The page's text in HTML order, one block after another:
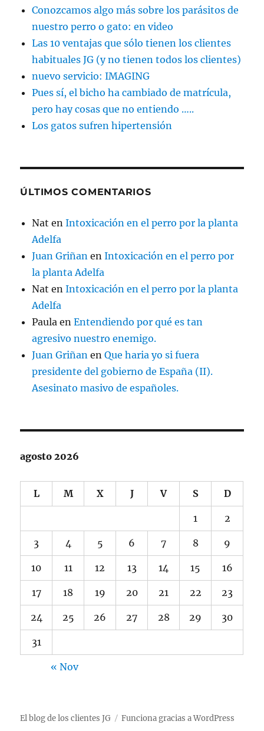
Conozcamos algo más sobre los parásitos de
nuestro perro o gato: en video
Las 10 ventajas que sólo tienen los clientes
habituales JG (y no tienen todos los clientes)
nuevo servicio: IMAGING
Pues sí, el bicho ha cambiado de matrícula,
pero hay cosas que no entiendo …..
Los gatos sufren hipertensión
ÚLTIMOS COMENTARIOS
Nat enIntoxicación en el perro por la planta
Adelfa
Juan Griñan enIntoxicación en el perro por
la planta Adelfa
Nat enIntoxicación en el perro por la planta
Adelfa
Paula enEntendiendo por qué es tan
agresivo nuestro enemigo.
Juan Griñan enQue haria yo si fuera
presidente del gobierno de España (II).
Asesinato masivo de españoles.
agosto 2026
L M X J V S D
1 2
3 4 5 6 7 8 9
10 11 12 13 14 15 16
17 18 19 20 21 22 23
24 25 26 27 28 29 30
31
« Nov
El blog de los clientes JG Funciona gracias a WordPress